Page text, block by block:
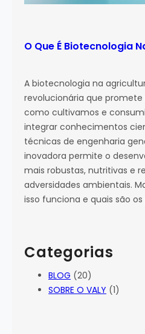
O Que É Biotecnologia
A biotecnologia na
revolucionária que
como cultivamos e
integrar conhecimentos
técnicas de engenharia
inovadora permite o
mais robustas, nutritivas e
adversidades ambientais.
isso funciona e quais são
Categorias
BLOG (20)
SOBRE O VALY (1)